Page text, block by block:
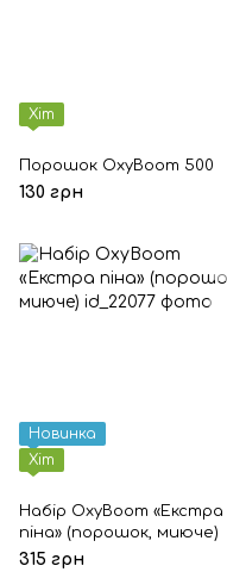
Хіт
Порошок OxyBoom 500
130 грн
Новинка
Хіт
Набір OxyBoom «Екстра
піна» (порошок, миюче)
315 грн